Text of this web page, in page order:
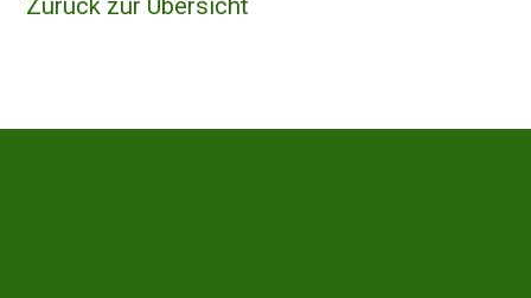
Zurück zur Übersicht